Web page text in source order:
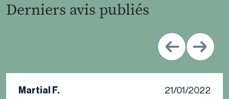
Derniers avis publiés
Martial F. 21/01/2022